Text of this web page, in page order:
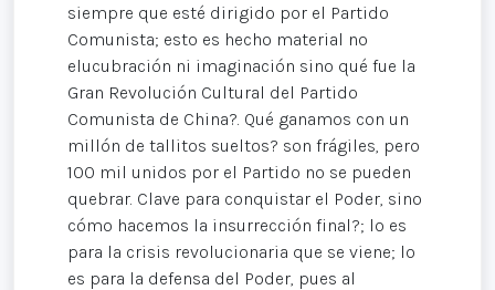
siempre que esté dirigido por el Partido
Comunista; esto es hecho material no
elucubración ni imaginación sino qué fue la
Gran Revolución Cultural del Partido
Comunista de China?. Qué ganamos con un
millón de tallitos sueltos? son frágiles, pero
100 mil unidos por el Partido no se pueden
quebrar. Clave para conquistar el Poder, sino
cómo hacemos la insurrección final?; lo es
para la crisis revolucionaria que se viene; lo
es para la defensa del Poder, pues al